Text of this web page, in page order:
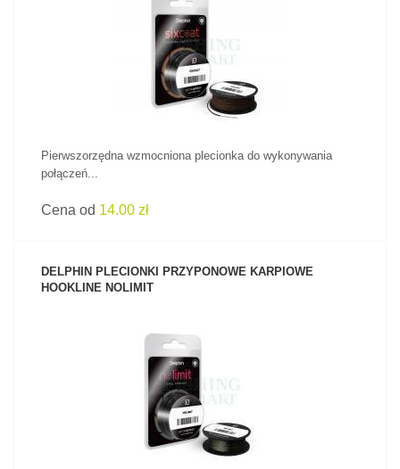
ZOBACZ PRODUKT
Pierwszorzędna wzmocniona plecionka do wykonywania
połączeń...
Cena od 14.00 zł
DELPHIN PLECIONKI PRZYPONOWE KARPIOWE
HOOKLINE NOLIMIT
ZOBACZ PRODUKT